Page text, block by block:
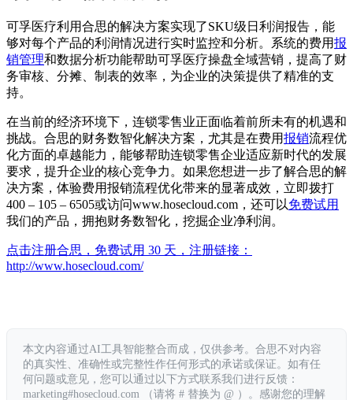
可孚医疗利用合思的解决方案实现了SKU级日利润报告，能
够对每个产品的利润情况进行实时监控和分析。系统的费用报
销管理和数据分析功能帮助可孚医疗操盘全域营销，提高了财
务审核、分摊、制表的效率，为企业的决策提供了精准的支
持。
在当前的经济环境下，连锁零售业正面临着前所未有的机遇和
挑战。合思的财务数智化解决方案，尤其是在费用报销流程优
化方面的卓越能力，能够帮助连锁零售企业适应新时代的发展
要求，提升企业的核心竞争力。如果您想进一步了解合思的解
决方案，体验费用报销流程优化带来的显著成效，立即拨打
400 – 105 – 6505或访问www.hosecloud.com，还可以免费试用
我们的产品，拥抱财务数智化，挖掘企业净利润。
点击注册合思，免费试用 30 天，注册链接：
http://www.hosecloud.com/
本文内容通过AI工具智能整合而成，仅供参考。合思不对内容
的真实性、准确性或完整性作任何形式的承诺或保证。如有任
何问题或意见，您可以通过以下方式联系我们进行反馈：
marketing#hosecloud.com （请将 # 替换为 @ ）。感谢您的理解